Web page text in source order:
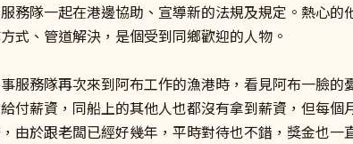
務隊一起在港邊協助、宣導新的法規及規定。熱心
式、管道解決，是個受到同鄉歡迎的人物。
服務隊再次來到阿布工作的漁港時，看見阿布一臉
付薪資，同船上的其他人也都沒有拿到薪資，但每
由於跟老闆已經好幾年，平時對待也不錯，獎金也